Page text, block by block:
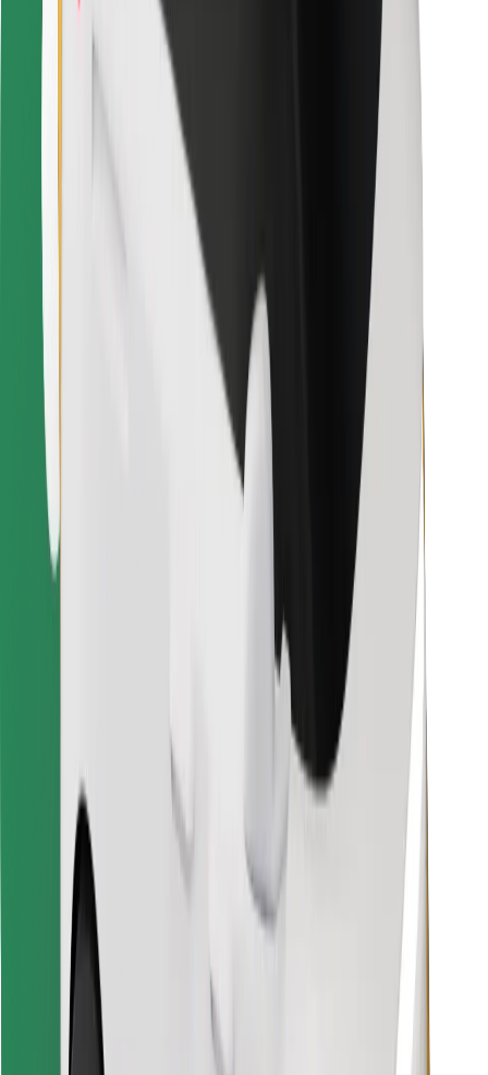
Bolt for Business
Annet
Leverandører
Vilkår og betingelser
Informasjonskapsler
Få en tur på minutter!
Last ned Bolt-appen
Finn yndlingsmaten din!
Last ned Bolt Food-appen